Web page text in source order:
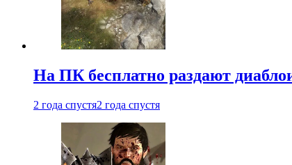
На ПК бесплатно раздают
2 года спустя2 года спустя